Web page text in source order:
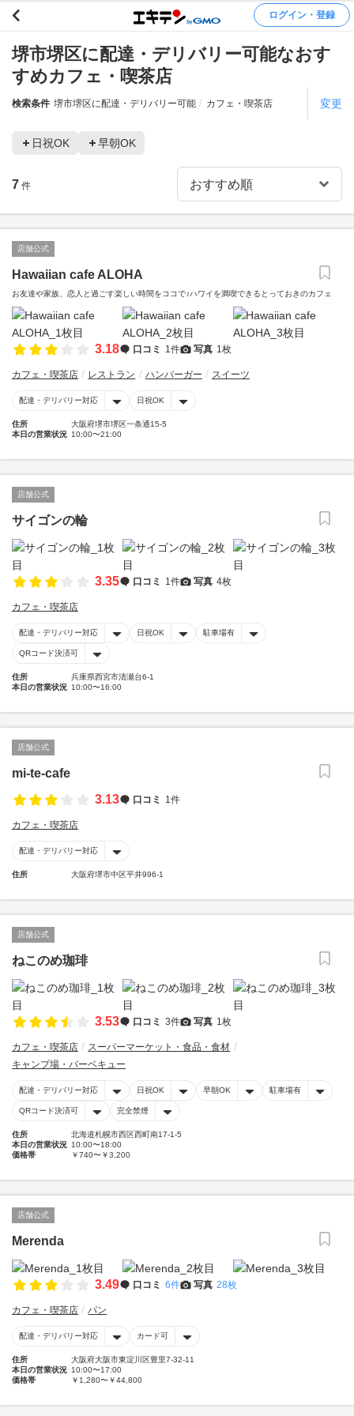
ログイン・登録
堺市堺区に配達・デリバリー可能なおす
すめカフェ・喫茶店
検索条件 堺市堺区に配達・デリバリー可能 カフェ・喫茶店 変更
日祝OK 早朝OK
7 件
店舗公式
Hawaiian cafe ALOHA
お友達や家族、恋人と過ごす楽しい時間をココで♪ハワイを満喫できるとっておきのカフェ
3.18 口コミ 1件 写真 1枚
カフェ・喫茶店 レストラン ハンバーガー スイーツ
配達・デリバリー対応 日祝OK
住所
大阪府堺市堺区一条通15-5
本日の営業状況 10:00〜21:00
店舗公式
サイゴンの輪
3.35 口コミ 1件 写真 4枚
カフェ・喫茶店
配達・デリバリー対応 日祝OK 駐車場有
QRコード決済可
住所
兵庫県西宮市清瀬台6-1
本日の営業状況 10:00〜16:00
店舗公式
mi-te-cafe
3.13
口コミ 1件
カフェ・喫茶店
配達・デリバリー対応
住所 大阪府堺市中区平井996-1
店舗公式
ねこのめ珈琲
3.53 口コミ 3件 写真 1枚
カフェ・喫茶店
スーパーマーケット・食品・食材
キャンプ場・バーベキュー
配達・デリバリー対応 日祝OK 早朝OK 駐車場有
QRコード決済可 完全禁煙
住所
北海道札幌市西区西町南17-1-5
本日の営業状況 10:00〜18:00
価格帯
￥740〜￥3,200
店舗公式
Merenda
3.49 口コミ 6件 写真 28枚
カフェ・喫茶店 パン
配達・デリバリー対応 カード可
住所
大阪府大阪市東淀川区豊里7-32-11
本日の営業状況 10:00〜17:00
価格帯
￥1,280〜￥44,800